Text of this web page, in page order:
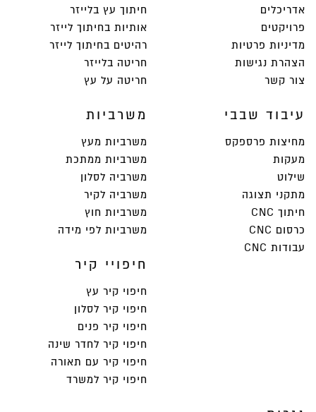
אדריכלים
פרויקטים
מדיניות פרטיות
הצהרת נגישות
צור קשר
חיתוך עץ בלייזר
אותיות בחיתוך לייזר
רהיטים בחיתוך לייזר
חריטה בלייזר
חריטה על עץ
עיבוד שבבי
מחיצות פרספקס
מעקות
שילוט
מתקני תצוגה
חיתוך CNC
כרסום CNC
עבודות CNC
משרביות
משרביות מעץ
משרביות ממתכת
משרביה לסלון
משרביה לקיר
משרביות חוץ
משרביות לפי מידה
חיפויי קיר
חיפוי קיר עץ
חיפוי קיר לסלון
חיפוי קיר פנים
חיפוי קיר לחדר שינה
חיפוי קיר עם תאורה
חיפוי קיר למשרד